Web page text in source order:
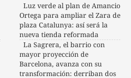
Luz verde al plan de Amancio
Ortega para ampliar el Zara de
plaza Catalunya: así será la
nueva tienda reformada
La Sagrera, el barrio con
mayor proyección de
Barcelona, avanza con su
transformación: derriban dos